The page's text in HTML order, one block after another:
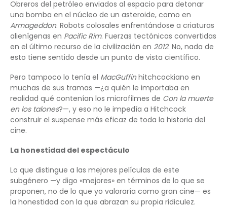
Obreros del petróleo enviados al espacio para detonar
una bomba en el núcleo de un asteroide, como en
Armageddon. Robots colosales enfrentándose a criaturas
alienígenas en Pacific Rim. Fuerzas tectónicas convertidas
en el último recurso de la civilización en 2012. No, nada de
esto tiene sentido desde un punto de vista científico.
Pero tampoco lo tenía el MacGuffinhitchcockiano en
muchas de sus tramas —¿a quién le importaba en
realidad qué contenían los microfilmes de Con la muerte
en los talones?—, y eso no le impedía a Hitchcock
construir el suspense más eficaz de toda la historia del
cine.
La honestidad del espectáculo
Lo que distingue a las mejores películas de este
subgénero —y digo «mejores» en términos de lo que se
proponen, no de lo que yo valoraría como gran cine— es
la honestidad con la que abrazan su propia ridiculez.